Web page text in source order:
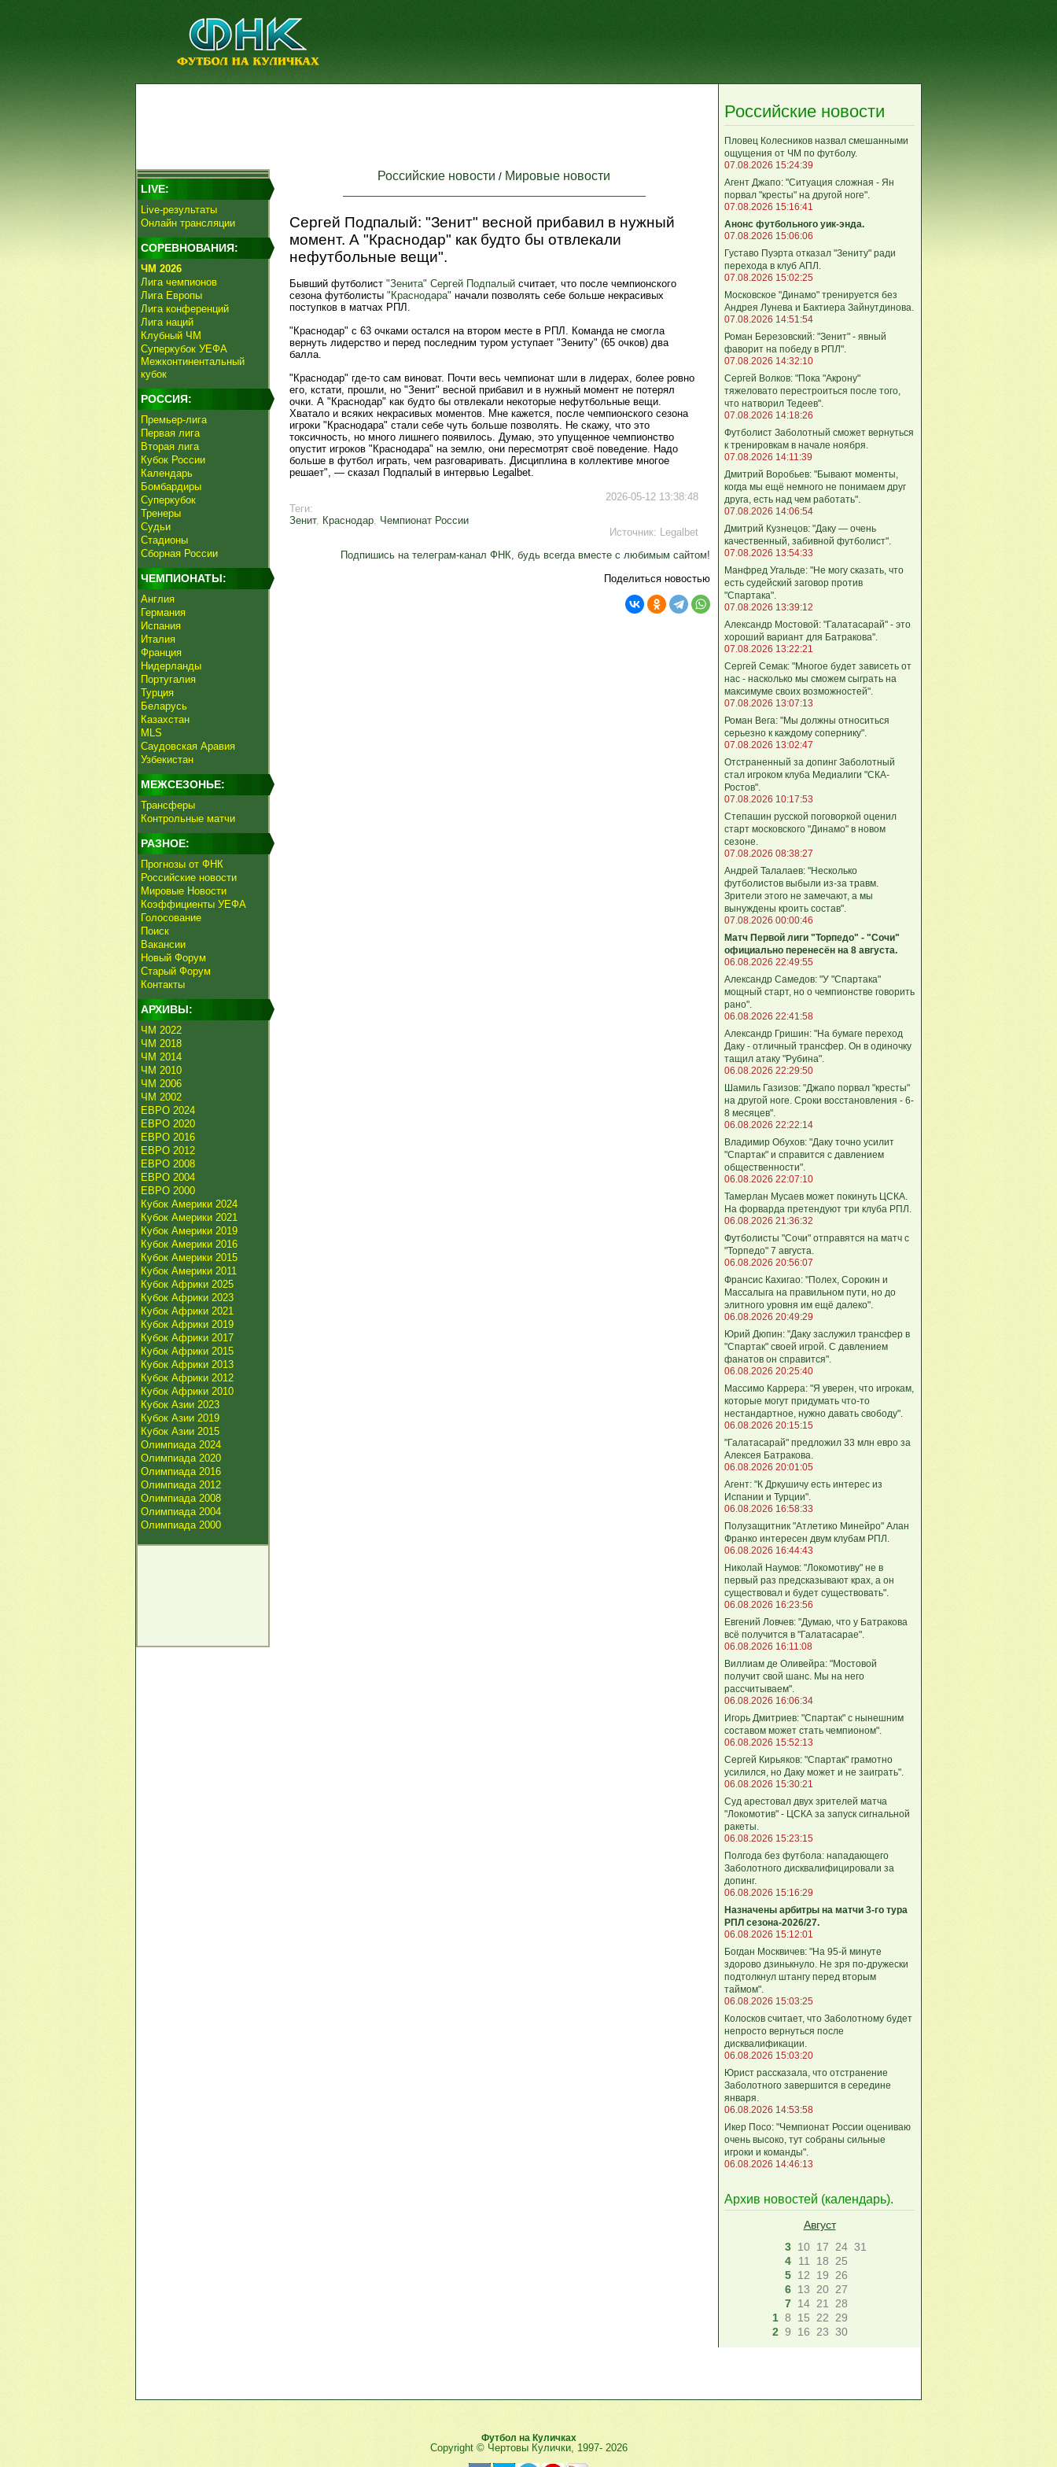
LIVE:
Live-результаты
Онлайн трансляции
СОРЕВНОВАНИЯ:
ЧМ 2026
Лига чемпионов
Лига Европы
Лига конференций
Лига наций
Клубный ЧМ
Суперкубок УЕФА
Межконтинентальный
кубок
РОССИЯ:
Премьер-лига
Первая лига
Вторая лига
Кубок России
Календарь
Бомбардиры
Суперкубок
Тренеры
Судьи
Стадионы
Сборная России
ЧЕМПИОНАТЫ:
Англия
Германия
Испания
Италия
Франция
Нидерланды
Португалия
Турция
Беларусь
Казахстан
MLS
Саудовская Аравия
Узбекистан
МЕЖСЕЗОНЬЕ:
Трансферы
Контрольные матчи
РАЗНОЕ:
Прогнозы от ФНК
Российские новости
Мировые Новости
Коэффициенты УЕФА
Голосование
Поиск
Вакансии
Новый Форум
Старый Форум
Контакты
АРХИВЫ:
ЧМ 2022
ЧМ 2018
ЧМ 2014
ЧМ 2010
ЧМ 2006
ЧМ 2002
ЕВРО 2024
ЕВРО 2020
ЕВРО 2016
ЕВРО 2012
ЕВРО 2008
ЕВРО 2004
ЕВРО 2000
Кубок Америки 2024
Кубок Америки 2021
Кубок Америки 2019
Кубок Америки 2016
Кубок Америки 2015
Кубок Америки 2011
Кубок Африки 2025
Кубок Африки 2023
Кубок Африки 2021
Кубок Африки 2019
Кубок Африки 2017
Кубок Африки 2015
Кубок Африки 2013
Кубок Африки 2012
Кубок Африки 2010
Кубок Азии 2023
Кубок Азии 2019
Кубок Азии 2015
Олимпиада 2024
Олимпиада 2020
Олимпиада 2016
Олимпиада 2012
Олимпиада 2008
Олимпиада 2004
Олимпиада 2000
Российские новости / Мировые новости
Сергей Подпалый: "Зенит" весной прибавил в нужный
момент. А "Краснодар" как будто бы отвлекали
нефутбольные вещи".
Бывший футболист "Зенита" Сергей Подпалый считает, что после чемпионского
сезона футболисты "Краснодара" начали позволять себе больше некрасивых
поступков в матчах РПЛ.
"Краснодар" с 63 очками остался на втором месте в РПЛ. Команда не смогла
вернуть лидерство и перед последним туром уступает "Зениту" (65 очков) два
балла.
"Краснодар" где-то сам виноват. Почти весь чемпионат шли в лидерах, более ровно
его, кстати, прошли, но "Зенит" весной прибавил и в нужный момент не потерял
очки. А "Краснодар" как будто бы отвлекали некоторые нефутбольные вещи.
Хватало и всяких некрасивых моментов. Мне кажется, после чемпионского сезона
игроки "Краснодара" стали себе чуть больше позволять. Не скажу, что это
токсичность, но много лишнего появилось. Думаю, это упущенное чемпионство
опустит игроков "Краснодара" на землю, они пересмотрят своё поведение. Надо
больше в футбол играть, чем разговаривать. Дисциплина в коллективе многое
решает", — сказал Подпалый в интервью Legalbet.
2026-05-12 13:38:48
Теги:
Зенит, Краснодар, Чемпионат России
Источник: Legalbet
Подпишись на телеграм-канал ФНК, будь всегда вместе с любимым сайтом!
Поделиться новостью
Российские новости
Пловец Колесников назвал смешанными
ощущения от ЧМ по футболу.
07.08.2026 15:24:39
Агент Джапо: "Ситуация сложная - Ян
порвал "кресты" на другой ноге".
07.08.2026 15:16:41
Анонс футбольного уик-энда.
07.08.2026 15:06:06
Густаво Пуэрта отказал "Зениту" ради
перехода в клуб АПЛ.
07.08.2026 15:02:25
Московское "Динамо" тренируется без
Андрея Лунева и Бактиера Зайнутдинова.
07.08.2026 14:51:54
Роман Березовский: "Зенит" - явный
фаворит на победу в РПЛ".
07.08.2026 14:32:10
Сергей Волков: "Пока "Акрону"
тяжеловато перестроиться после того,
что натворил Тедеев".
07.08.2026 14:18:26
Футболист Заболотный сможет вернуться
к тренировкам в начале ноября.
07.08.2026 14:11:39
Дмитрий Воробьев: "Бывают моменты,
когда мы ещё немного не понимаем друг
друга, есть над чем работать".
07.08.2026 14:06:54
Дмитрий Кузнецов: "Даку — очень
качественный, забивной футболист".
07.08.2026 13:54:33
Манфред Угальде: "Не могу сказать, что
есть судейский заговор против
"Спартака".
07.08.2026 13:39:12
Александр Мостовой: "Галатасарай" - это
хороший вариант для Батракова".
07.08.2026 13:22:21
Сергей Семак: "Многое будет зависеть от
нас - насколько мы сможем сыграть на
максимуме своих возможностей".
07.08.2026 13:07:13
Роман Вега: "Мы должны относиться
серьезно к каждому сопернику".
07.08.2026 13:02:47
Отстраненный за допинг Заболотный
стал игроком клуба Медиалиги "СКА-
Ростов".
07.08.2026 10:17:53
Степашин русской поговоркой оценил
старт московского "Динамо" в новом
сезоне.
07.08.2026 08:38:27
Андрей Талалаев: "Несколько
футболистов выбыли из-за травм.
Зрители этого не замечают, а мы
вынуждены кроить состав".
07.08.2026 00:00:46
Матч Первой лиги "Торпедо" - "Сочи"
официально перенесён на 8 августа.
06.08.2026 22:49:55
Александр Самедов: "У "Спартака"
мощный старт, но о чемпионстве говорить
рано".
06.08.2026 22:41:58
Александр Гришин: "На бумаге переход
Даку - отличный трансфер. Он в одиночку
тащил атаку "Рубина".
06.08.2026 22:29:50
Шамиль Газизов: "Джапо порвал "кресты"
на другой ноге. Сроки восстановления - 6-
8 месяцев".
06.08.2026 22:22:14
Владимир Обухов: "Даку точно усилит
"Спартак" и справится с давлением
общественности".
06.08.2026 22:07:10
Тамерлан Мусаев может покинуть ЦСКА.
На форварда претендуют три клуба РПЛ.
06.08.2026 21:36:32
Футболисты "Сочи" отправятся на матч с
"Торпедо" 7 августа.
06.08.2026 20:56:07
Франсис Кахигао: "Полех, Сорокин и
Массалыга на правильном пути, но до
элитного уровня им ещё далеко".
06.08.2026 20:49:29
Юрий Дюпин: "Даку заслужил трансфер в
"Спартак" своей игрой. С давлением
фанатов он справится".
06.08.2026 20:25:40
Массимо Каррера: "Я уверен, что игрокам,
которые могут придумать что-то
нестандартное, нужно давать свободу".
06.08.2026 20:15:15
"Галатасарай" предложил 33 млн евро за
Алексея Батракова.
06.08.2026 20:01:05
Агент: "К Дркушичу есть интерес из
Испании и Турции".
06.08.2026 16:58:33
Полузащитник "Атлетико Минейро" Алан
Франко интересен двум клубам РПЛ.
06.08.2026 16:44:43
Николай Наумов: "Локомотиву" не в
первый раз предсказывают крах, а он
существовал и будет существовать".
06.08.2026 16:23:56
Евгений Ловчев: "Думаю, что у Батракова
всё получится в "Галатасарае".
06.08.2026 16:11:08
Виллиам де Оливейра: "Мостовой
получит свой шанс. Мы на него
рассчитываем".
06.08.2026 16:06:34
Игорь Дмитриев: "Спартак" с нынешним
составом может стать чемпионом".
06.08.2026 15:52:13
Сергей Кирьяков: "Спартак" грамотно
усилился, но Даку может и не заиграть".
06.08.2026 15:30:21
Суд арестовал двух зрителей матча
"Локомотив" - ЦСКА за запуск сигнальной
ракеты.
06.08.2026 15:23:15
Полгода без футбола: нападающего
Заболотного дисквалифицировали за
допинг.
06.08.2026 15:16:29
Назначены арбитры на матчи 3-го тура
РПЛ сезона-2026/27.
06.08.2026 15:12:01
Богдан Москвичев: "На 95‑й минуте
здорово дзинькнуло. Не зря по‑дружески
подтолкнул штангу перед вторым
таймом".
06.08.2026 15:03:25
Колосков считает, что Заболотному будет
непросто вернуться после
дисквалификации.
06.08.2026 15:03:20
Юрист рассказала, что отстранение
Заболотного завершится в середине
января.
06.08.2026 14:53:58
Икер Посо: "Чемпионат России оцениваю
очень высоко, тут собраны сильные
игроки и команды".
06.08.2026 14:46:13
Архив новостей (календарь).
Август
3 10 17 24 31
4
11 18
25
5 12 19
26
6 13 20 27
7 14 21
28
1 8 15 22
29
2 9 16 23 30
Футбол на Куличках
Copyright © Чертовы Кулички, 1997- 2026